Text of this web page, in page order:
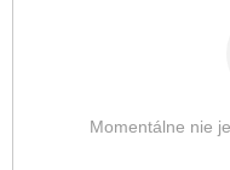
Momentálne nie